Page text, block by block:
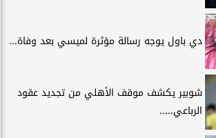
دي باول يوجه رسالة مؤثرة لميسي بعد وفاة...
شوبير يكشف موقف الأهلي من تجديد عقود
الرباعي.....